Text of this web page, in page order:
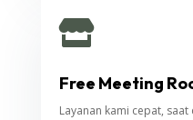

Free Meeting
Layanan kami cepat,